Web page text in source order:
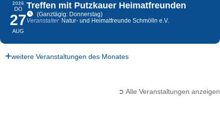
2026
DO
27
AUG
Treffen mit Putzkauer Heimatfreunden
(Ganztägig: Donnerstag)
Veranstalter Natur- und Heimatfreunde Schmölln e.V.
weitere Veranstaltungen des Monates
➲ Alle Veranstaltungen anzeigen